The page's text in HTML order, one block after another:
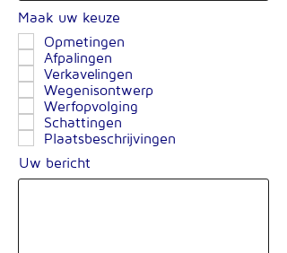
Maak uw keuze
Opmetingen
Afpalingen
Verkavelingen
Wegenisontwerp
Werfopvolging
Schattingen
Plaatsbeschrijvingen
Uw bericht